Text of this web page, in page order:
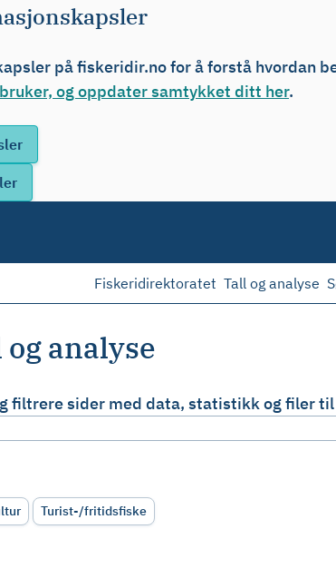
på fiskeridir.no for å forstå hvordan
og oppdater samtykket ditt her.
Fiskeridirektoratet Tall og analyse
analyse
filtrere sider med data, statistikk og filer
Turist-/fritidsfiske